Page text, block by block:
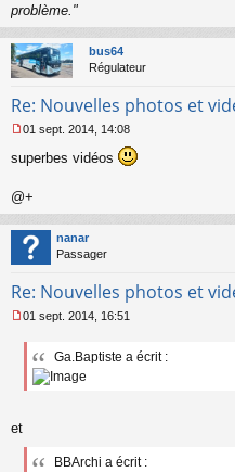
problème."
bus64
Régulateur
Re: Nouvelles photos et
e
g
e
n
n
u
01 sept. 2014, 14:08
superbes vidéos
@+
nanar
Passager
Re: Nouvelles photos et
e
a
01 sept. 2014, 16:51
Ga.Baptiste a écrit :
et
BBArchi a écrit :